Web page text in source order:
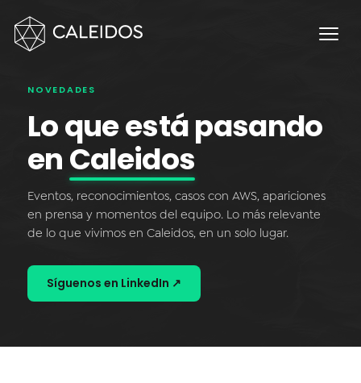
DevOps
Mesa 24×7
Facturación Local AWS
Escritorios Virtuales
Monday.com Solutions
Contact Center Omnicanal
NOVEDADES
Lo que está pasando
enCaleidos
Eventos, reconocimientos, casos con AWS, apariciones
en prensa y momentos del equipo. Lo más relevante
de lo que vivimos en Caleidos, en un solo lugar.
Síguenos en LinkedIn ↗